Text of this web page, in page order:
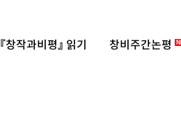
『창작과비평』 읽기 창비주간논평